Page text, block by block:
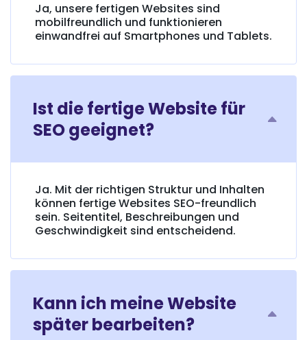
Ja, unsere fertigen Websites sind
mobilfreundlich und funktionieren
einwandfrei auf Smartphones und Tablets.
Ist die fertige Website für
SEO geeignet?
Ja. Mit der richtigen Struktur und Inhalten
können fertige Websites SEO-freundlich
sein. Seitentitel, Beschreibungen und
Geschwindigkeit sind entscheidend.
Kann ich meine Website
später bearbeiten?